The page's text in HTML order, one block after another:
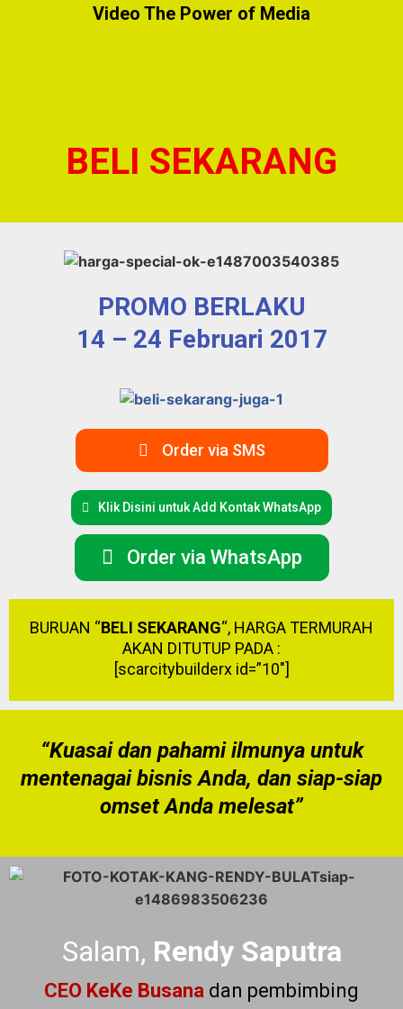
Video The Power of Media
BELI SEKARANG
PROMO BERLAKU
14 – 24 Februari 2017
Order via SMS
Klik Disini untuk Add Kontak WhatsApp
Order via WhatsApp
BURUAN “BELI SEKARANG“, HARGA TERMURAH
AKAN DITUTUP PADA :
[scarcitybuilderx id=”10″]
“Kuasai dan pahami ilmunya untuk
mentenagai bisnis Anda, dan siap-siap
omset Anda melesat”
Salam, Rendy Saputra
CEO KeKe Busana dan pembimbing